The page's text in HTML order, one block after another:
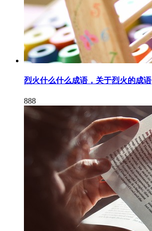
烈火什么什么成语，关于烈火的成语
888